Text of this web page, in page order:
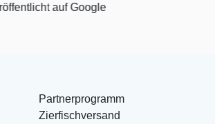
auf Google
Partnerprogramm
Zierfischversand